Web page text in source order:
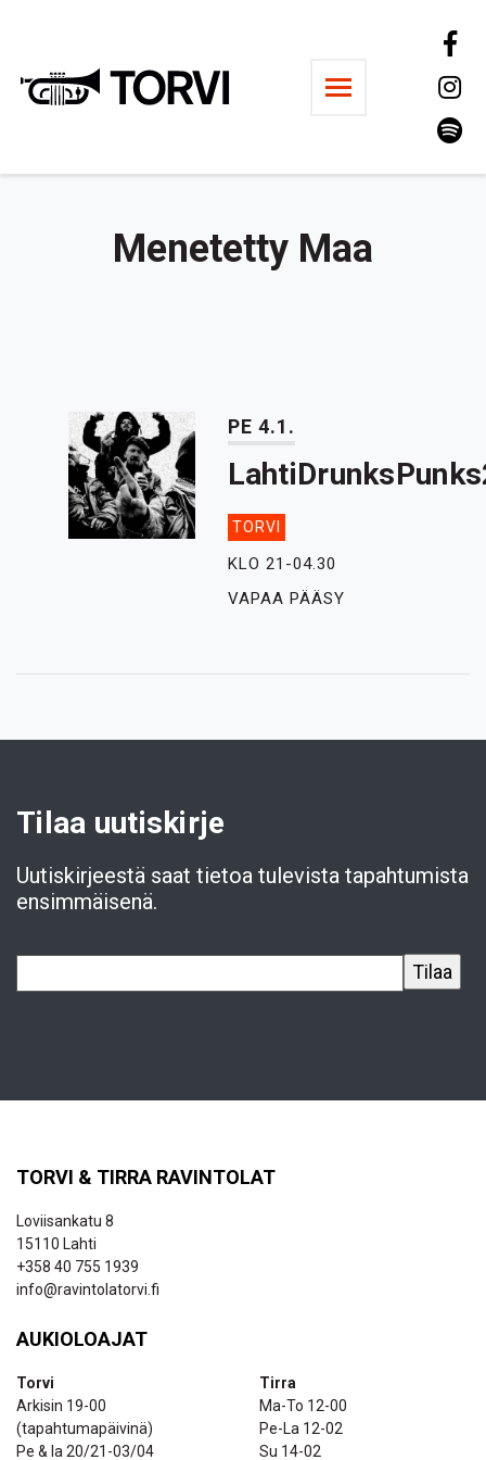
Ravintola Torvi
Menetetty Maa
PE 4.1.
TORVI
KLO 21-04.30
VAPAA PÄÄSY
Tilaa uutiskirje
Uutiskirjeestä saat tietoa tulevista tapahtumista
ensimmäisenä.
TORVI & TIRRA RAVINTOLAT
Loviisankatu 8
15110 Lahti
+358 40 755 1939
info@ravintolatorvi.fi
AUKIOLOAJAT
Torvi
Arkisin 19-00
(tapahtumapäivinä)
Pe & la 20/21-03/04
Tirra
Ma-To 12-00
Pe-La 12-02
Su 14-02